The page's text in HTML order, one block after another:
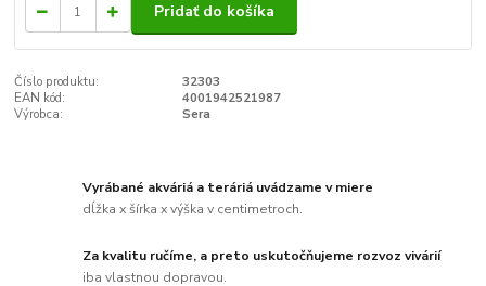
Pridať do košíka
Číslo produktu:
32303
EAN kód:
4001942521987
Výrobca:
Sera
Vyrábané akváriá a teráriá uvádzame v miere
dĺžka x šírka x výška v centimetroch.
Za kvalitu ručíme, a preto uskutočňujeme rozvoz vivárií
iba vlastnou dopravou.